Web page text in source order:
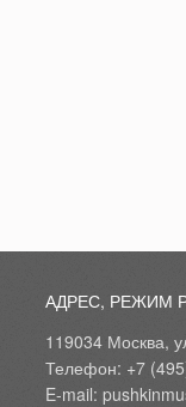
АДРЕС, РЕЖИМ
119034 Москва,
Телефон: +7
E-mail: